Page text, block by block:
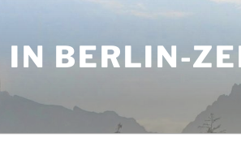
BERLIN-